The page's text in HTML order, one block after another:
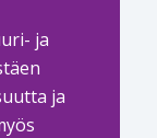
ja
ja